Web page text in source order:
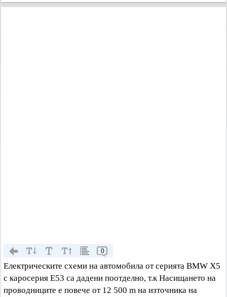
0
Електрическите схеми на автомобила от серията BMW X5
с каросерия E53 са дадени поотделно, т.к Насищането на
проводниците е повече от 12 500 m на източника на